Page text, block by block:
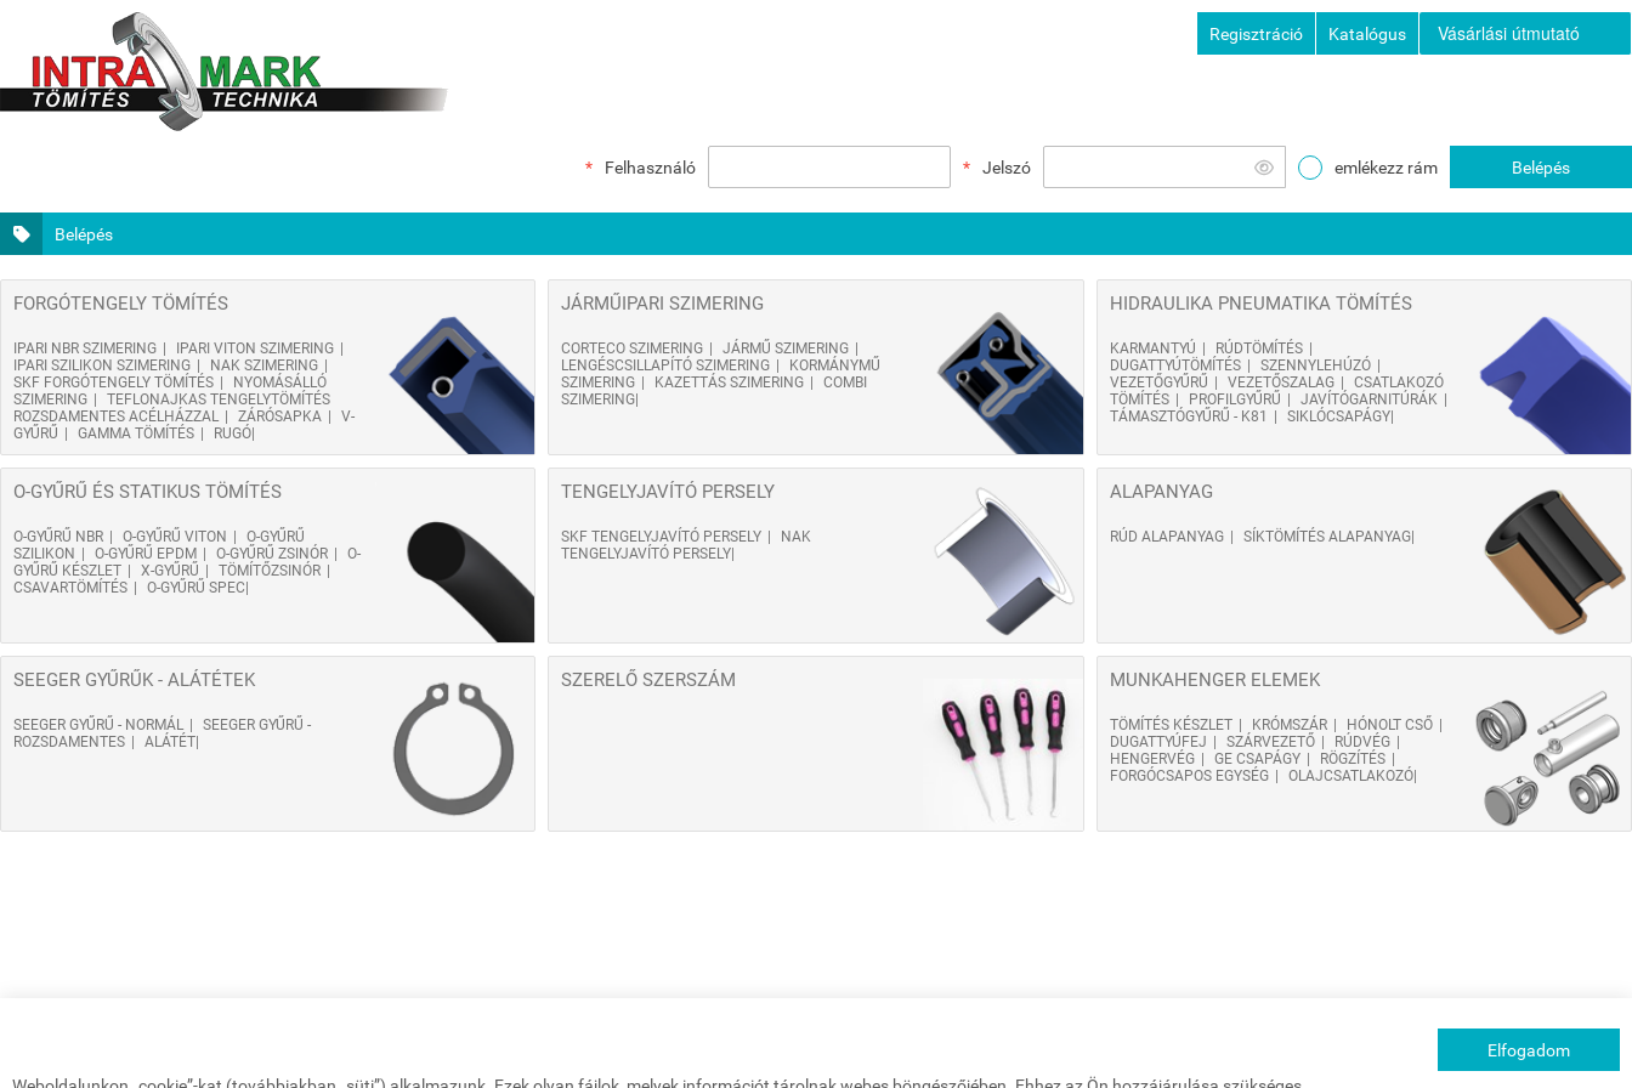
Regisztráció Katalógus Vásárlási útmutató
Felhasználó Jelszó emlékezz rám Belépés
Belépés
FORGÓTENGELY TÖMÍTÉS
IPARI NBR SZIMERING
IPARI VITON SZIMERING
IPARI SZILIKON SZIMERING
NAK SZIMERING
SKF FORGÓTENGELY TÖMÍTÉS
NYOMÁSÁLLÓ
SZIMERING
TEFLONAJKAS TENGELYTÖMÍTÉS
ROZSDAMENTES ACÉLHÁZZAL
ZÁRÓSAPKA
V-
GYŰRŰ
GAMMA TÖMÍTÉS RUGÓ
JÁRMŰIPARI SZIMERING
CORTECO SZIMERING
JÁRMŰ SZIMERING
LENGÉSCSILLAPÍTÓ SZIMERING
KORMÁNYMŰ
SZIMERING
KAZETTÁS SZIMERING
COMBI
SZIMERING
HIDRAULIKA PNEUMATIKA TÖMÍTÉS
KARMANTYÚ
RÚDTÖMÍTÉS
DUGATTYÚTÖMÍTÉS
SZENNYLEHÚZÓ
VEZETŐGYŰRŰ
VEZETŐSZALAG
CSATLAKOZÓ
TÖMÍTÉS
PROFILGYŰRŰ
JAVÍTÓGARNITÚRÁK
TÁMASZTÓGYŰRŰ - K81
SIKLÓCSAPÁGY
O-GYŰRŰ ÉS STATIKUS TÖMÍTÉS
O-GYŰRŰ NBR O-GYŰRŰ VITON
O-GYŰRŰ
SZILIKON
O-GYŰRŰ EPDM O-GYŰRŰ ZSINÓR
O-
GYŰRŰ KÉSZLET
X-GYŰRŰ
TÖMÍTŐZSINÓR
CSAVARTÖMÍTÉS
O-GYŰRŰ SPEC
TENGELYJAVÍTÓ PERSELY
SKF TENGELYJAVÍTÓ PERSELY
NAK
TENGELYJAVÍTÓ PERSELY
ALAPANYAG
RÚD ALAPANYAG SÍKTÖMÍTÉS ALAPANYAG
SEEGER GYŰRŰK - ALÁTÉTEK
SEEGER GYŰRŰ - NORMÁL
SEEGER GYŰRŰ -
ROZSDAMENTES
ALÁTÉT
SZERELŐ SZERSZÁM MUNKAHENGER ELEMEK
TÖMÍTÉS KÉSZLET KRÓMSZÁR
HÓNOLT CSŐ
DUGATTYÚFEJ
SZÁRVEZETŐ
RÚDVÉG
HENGERVÉG
GE CSAPÁGY
RÖGZÍTÉS
FORGÓCSAPOS EGYSÉG
OLAJCSATLAKOZÓ
Elfogadom